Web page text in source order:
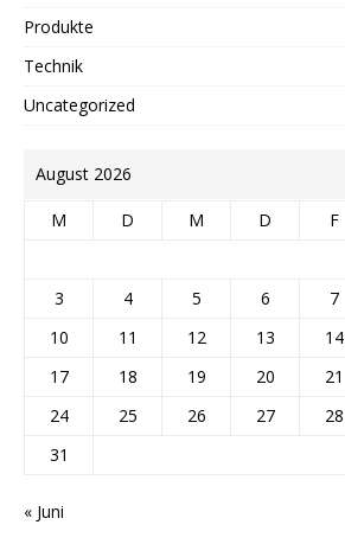
Produkte
Technik
Uncategorized
August 2026
M D M D F
3
4 5 6 7
10
11 12 13 14
17
18 19 20 21
24
25 26 27 28
31
« Juni